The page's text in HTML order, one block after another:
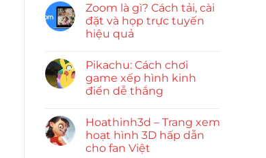
Zoom là gì? Cách tải, cài
đặt và họp trực tuyến
hiệu quả
Pikachu: Cách chơi
game xếp hình kinh
điển dễ thắng
Hoathinh3d – Trang xem
hoạt hình 3D hấp dẫn
cho fan Việt